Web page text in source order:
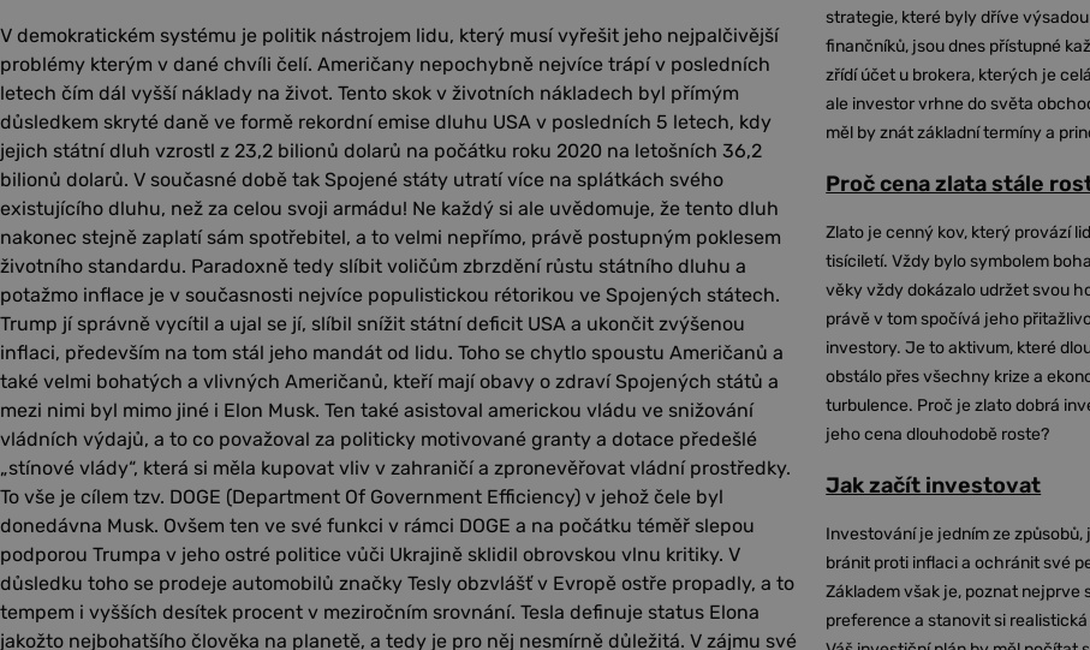
V demokratickém systému je politik nástrojem lidu, který musí vyřešit jeho nejpalčivější
problémy kterým v dané chvíli čelí. Američany nepochybně nejvíce trápí v posledních
letech čím dál vyšší náklady na život. Tento skok v životních nákladech byl přímým
důsledkem skryté daně ve formě rekordní emise dluhu USA v posledních 5 letech, kdy
jejich státní dluh vzrostl z 23,2 bilionů dolarů na počátku roku 2020 na letošních 36,2
bilionů dolarů. V současné době tak Spojené státy utratí více na splátkách svého
existujícího dluhu, než za celou svoji armádu! Ne každý si ale uvědomuje, že tento dluh
nakonec stejně zaplatí sám spotřebitel, a to velmi nepřímo, právě postupným poklesem
životního standardu. Paradoxně tedy slíbit voličům zbrzdění růstu státního dluhu a
potažmo inflace je v současnosti nejvíce populistickou rétorikou ve Spojených státech.
Trump jí správně vycítil a ujal se jí, slíbil snížit státní deficit USA a ukončit zvýšenou
inflaci, především na tom stál jeho mandát od lidu. Toho se chytlo spoustu Američanů a
také velmi bohatých a vlivných Američanů, kteří mají obavy o zdraví Spojených států a
mezi nimi byl mimo jiné i Elon Musk. Ten také asistoval americkou vládu ve snižování
vládních výdajů, a to co považoval za politicky motivované granty a dotace předešlé
„stínové vlády“, která si měla kupovat vliv v zahraničí a zpronevěřovat vládní prostředky.
To vše je cílem tzv. DOGE (Department Of Government Efficiency) v jehož čele byl
donedávna Musk. Ovšem ten ve své funkci v rámci DOGE a na počátku téměř slepou
podporou Trumpa v jeho ostré politice vůči Ukrajině sklidil obrovskou vlnu kritiky. V
důsledku toho se prodeje automobilů značky Tesly obzvlášť v Evropě ostře propadly, a to
tempem i vyšších desítek procent v meziročním srovnání. Tesla definuje status Elona
jakožto nejbohatšího člověka na planetě, a tedy je pro něj nesmírně důležitá. V zájmu své
strategie, které byly dříve
finančníků, jsou dnes přístupné
zřídí účet u brokera, kterých je
ale investor vrhne do světa
měl by znát základní termíny a
Proč cena zlata stále
Zlato je cenný kov, který provází
tisíciletí. Vždy bylo symbolem
věky vždy dokázalo udržet svou
právě v tom spočívá jeho
investory. Je to aktivum, které
obstálo přes všechny krize a
turbulence. Proč je zlato dobrá
jeho cena dlouhodobě roste?
Jak začít investovat
Investování je jedním ze způsobů,
bránit proti inflaci a ochránit své
Základem však je, poznat nejprve
preference a stanovit si